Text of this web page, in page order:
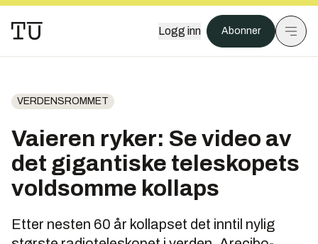
Logg inn Abonner
VERDENSROMMET
Vaieren ryker: Se video av
det gigantiske teleskopets
voldsomme kollaps
Etter nesten 60 år kollapset det inntil nylig